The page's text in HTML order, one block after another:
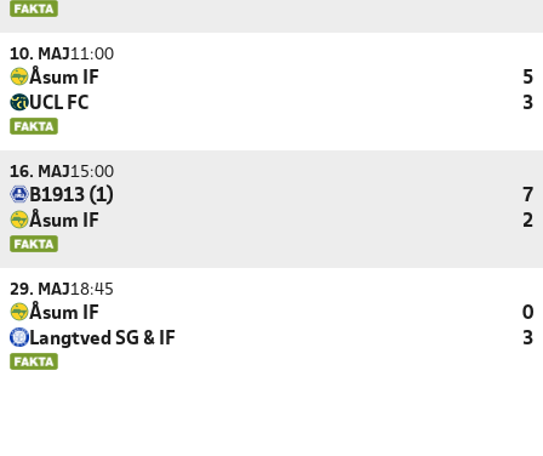
10. MAJ11:00
Åsum IF
5
UCL FC
3
16. MAJ15:00
B1913 (1)
7
Åsum IF
2
29. MAJ18:45
Åsum IF
0
Langtved SG & IF
3